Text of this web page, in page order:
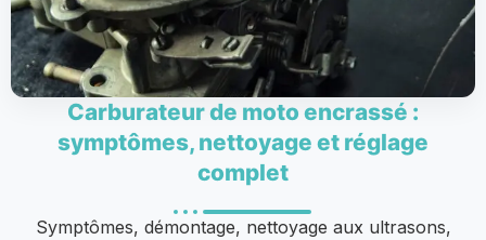
Carburateur de moto encrassé :
symptômes, nettoyage et réglage
complet
Symptômes, démontage, nettoyage aux ultrasons,